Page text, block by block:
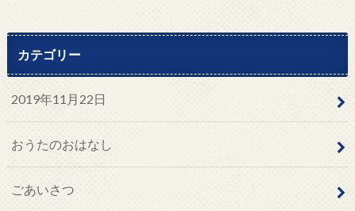
カテゴリー
2019年11月22日
おうたのおはなし
ごあいさつ